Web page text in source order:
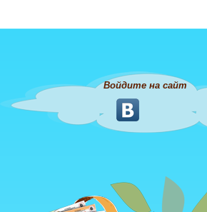
Войдите на сайт